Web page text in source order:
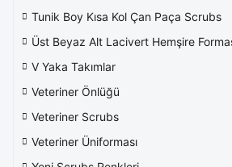
Tunik Boy Kısa Kol Çan Paça Scrubs
Üst Beyaz Alt Lacivert Hemşire
V Yaka Takımlar
Veteriner Önlüğü
Veteriner Scrubs
Veteriner Üniforması